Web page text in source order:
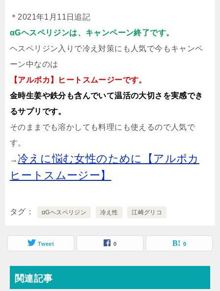
＊2021年1月11日追記
αGヘスペリジンは、キャンペーン終了です。
ヘスペリジン入りで冷え対策にも人気で今もキャンペ
ーン中なのは
【アルポカ】ヒートスムージーです。
金時生姜や鉄分も含んでいて温活の大切さを実感でき
るサプリです。
そのままでも溶かしても料理にも使えるので人気で
す。
→ 冷えに悩む女性のために【アルポカ
ヒートスムージー】
タグ αGヘスペリジン 冷え性 江崎グリコ
Tweet 0 0
関連記事